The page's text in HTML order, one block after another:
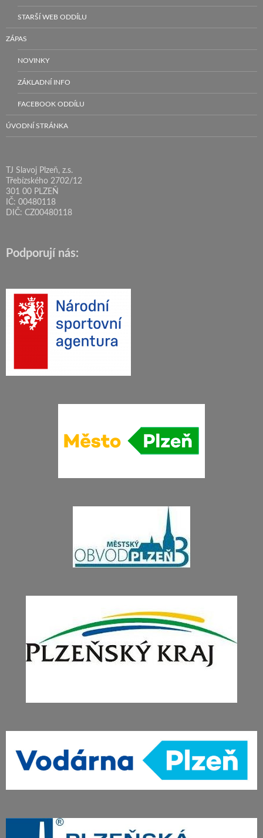
STARŠÍ WEB ODDÍLU
ZÁPAS
NOVINKY
ZÁKLADNÍ INFO
FACEBOOK ODDÍLU
ÚVODNÍ STRÁNKA
TJ Slavoj Plzeň, z.s.
Třebízského 2702/12
301 00 PLZEŇ
IČ: 00480118
DIČ: CZ00480118
Podporují nás: